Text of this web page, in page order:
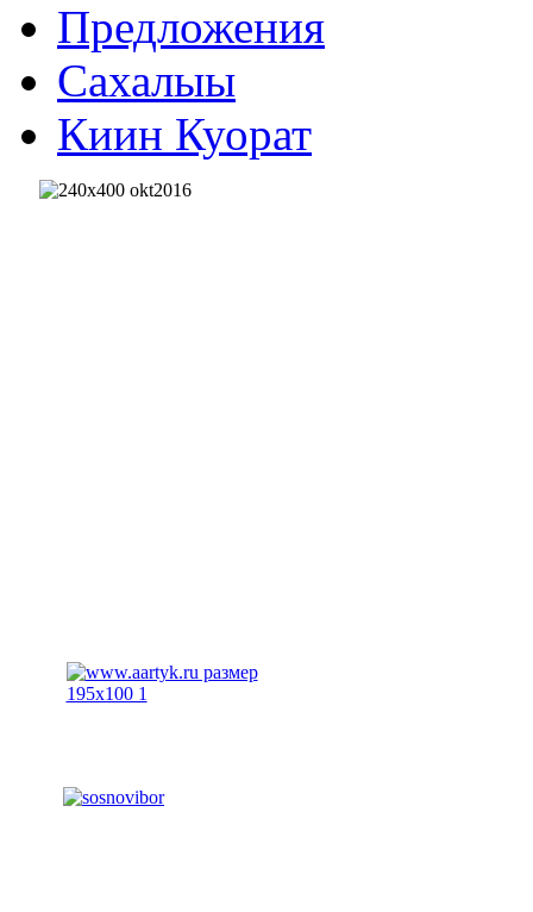
Предложения
Сахалыы
Киин Куорат